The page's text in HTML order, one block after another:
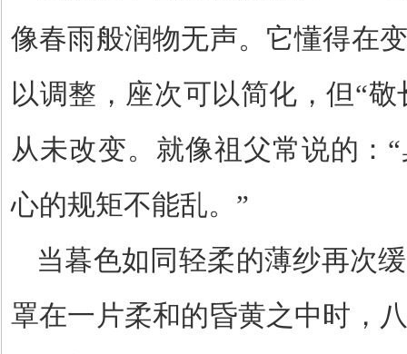
像春雨般润物无声。它懂得在
以调整，座次可以简化，但“敬
从未改变。就像祖父常说的： “
心的规矩不能乱。 ”
当暮色如同轻柔的薄纱再次
罩在一片柔和的昏黄之中时，